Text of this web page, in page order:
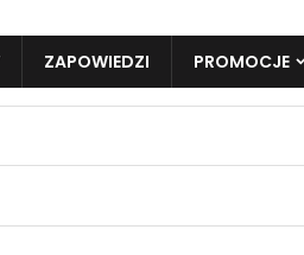
ZAPOWIEDZI PROMOCJE